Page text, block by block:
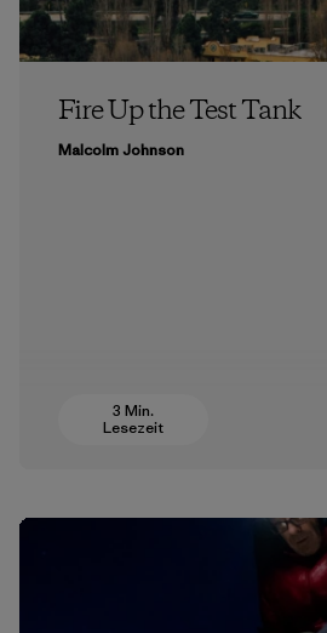
Fire Up the Test Tank
Malcolm Johnson
3 Min.
Lesezeit